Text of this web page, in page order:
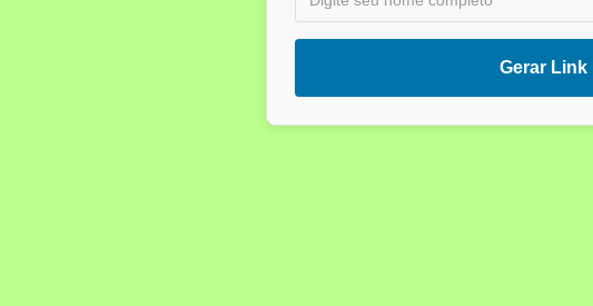
Gerar Link